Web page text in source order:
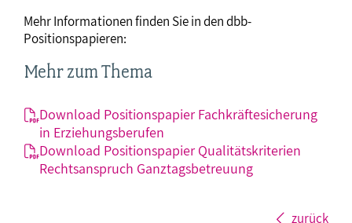
Mehr Informationen finden Sie in den dbb-
Positionspapieren:
Mehr zum Thema
Download Positionspapier Fachkräftesicherung
in Erziehungsberufen
Download Positionspapier Qualitätskriterien
Rechtsanspruch Ganztagsbetreuung
zurück